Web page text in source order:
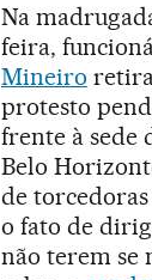
Na
feira,
Mineiro
protesto
frente à sede
Belo
de
o fato de
não terem se